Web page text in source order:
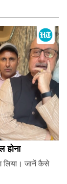
होना
लिया। जानें कैसे